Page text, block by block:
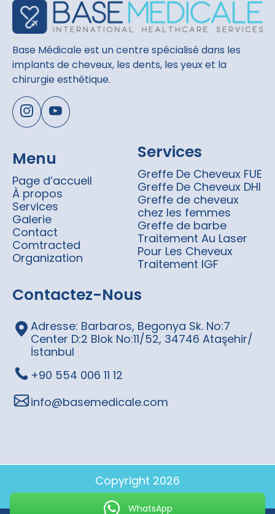
WhatsApp
Base Médicale est un centre spécialisé dans les
implants de cheveux, les dents, les yeux et la
chirurgie esthétique.
Menu
Page d’accueil
À propos
Services
Galerie
Contact
Comtracted
Organization
Services
Greffe De Cheveux FUE
Greffe De Cheveux DHI
Greffe de cheveux
chez les femmes
Greffe de barbe
Traitement Au Laser
Pour Les Cheveux
Traitement IGF
Contactez-Nous
Adresse: Barbaros, Begonya Sk. No:7
Center D:2 Blok No:11/52, 34746 Ataşehir/
İstanbul
+90 554 006 11 12
info@basemedicale.com
Copyright 2026